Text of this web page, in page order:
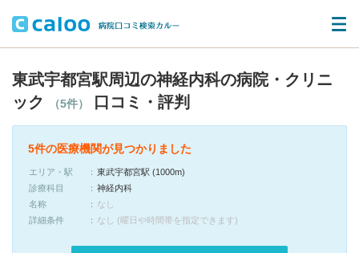
東武宇都宮駅周辺の神経内科の病院・クリニ
ック
（5件） 口コミ・評判
5件の医療機関が見つかりました
エリア・駅
東武宇都宮駅 (1000m)
診療科目
神経内科
名称
なし
詳細条件
なし (曜日や時間帯を指定できます)